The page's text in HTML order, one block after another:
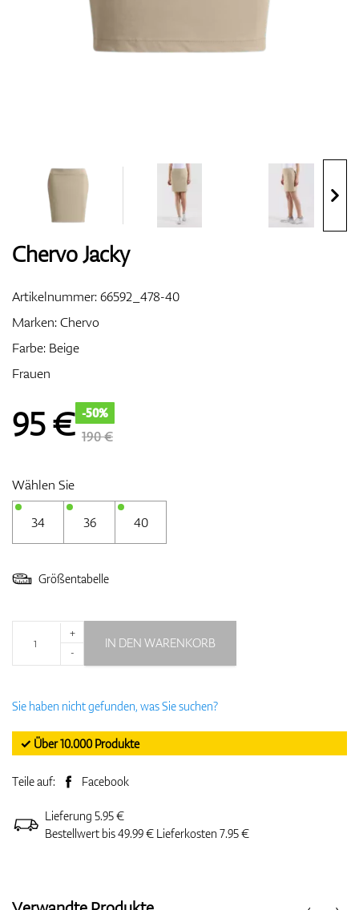
Schuhe
Bags
Entfernungsmesser & GPS
Chervo Jacky
Artikelnummer:66592_478-40
Marken:Chervo
Farbe: Beige
Frauen
95€ -50%
190 €
Wählen Sie
34 36 40
Größentabelle
+
-
IN DEN WARENKORB
Sie haben nicht gefunden, was Sie suchen?
✓ Über 10.000 Produkte
Teile auf: Facebook
Lieferung 5.95 €
Bestellwert bis 49.99 € Lieferkosten 7.95 €